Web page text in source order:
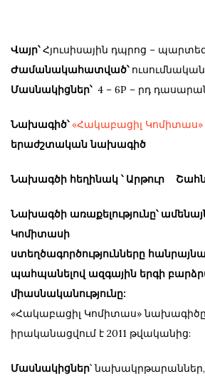
Վայր՝Հյուսիսային դպրոց –
Ժամանակահատված՝
Մասնակիցներ՝4 – 6P – րդ
Նախագիծ՝«Հակաբացիլ Կոմիտաս»
երաժշտական նախագիծ
Նախագծի հեղինակ ՝ Արթուր
Նախագծի առաքելությունը՝
Կոմիտասի
ստեղծագործությունները
պահպանելով ազգային երգի
միասնականությունը:
«Հակաբացիլ Կոմիտաս»
իրականացվում է 2011 թվականից:
Մասնակիցներ՝